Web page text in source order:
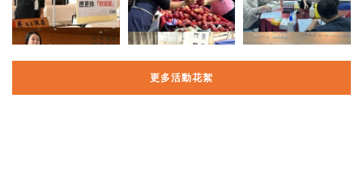
更多活動花絮